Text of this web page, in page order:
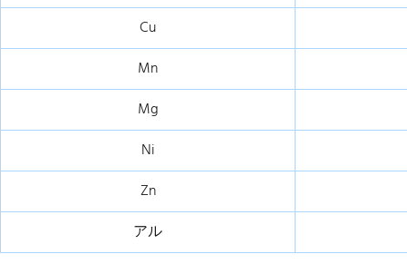
Cu
Mn
Mg
Ni
Zn
アル